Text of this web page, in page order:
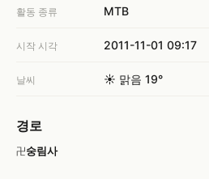
활동 종류 MTB
시작 시각 2011-11-01 09:17
날씨 ☀️ 맑음 19°
경로
卍숭림사